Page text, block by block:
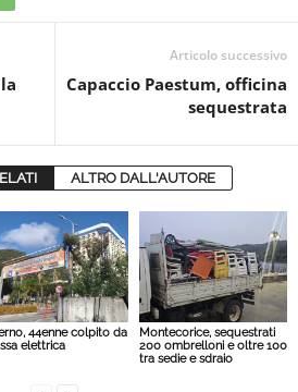
Articolo successivo
Capaccio Paestum, officina
sequestrata
ALTRO DALL'AUTORE
44enne colpito da
elettrica
Montecorice, sequestrati
200 ombrelloni e oltre 100
tra sedie e sdraio